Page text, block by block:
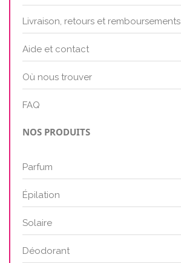
Livraison, retours et remboursements
Aide et contact
Où nous trouver
FAQ
NOS PRODUITS
Parfum
Épilation
Solaire
Déodorant